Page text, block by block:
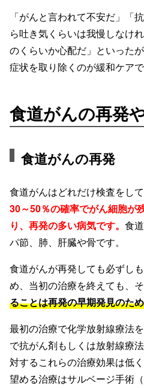
「がんと言われて不安だ」「
ら吐き気くらいは我慢しなけ
のくらいか心配だ」といった
症状を取り除くのが緩和ケアで
食道がんの再発
食道がんの再発
食道がんはどれだけ検査をして
30～50％の確率でがん細胞が
り、再発の多い病気です。 食
パ節、肺、肝臓や骨です。
食道がんが再発しても必ずし
め、当初の治療を終えても、そ
ることは再発の早期発見のた
最初の治療で化学放射線療法
で抗がん剤もしくは放射線療
対するこれらの治療効果は低
望める治療はサルベージ手術